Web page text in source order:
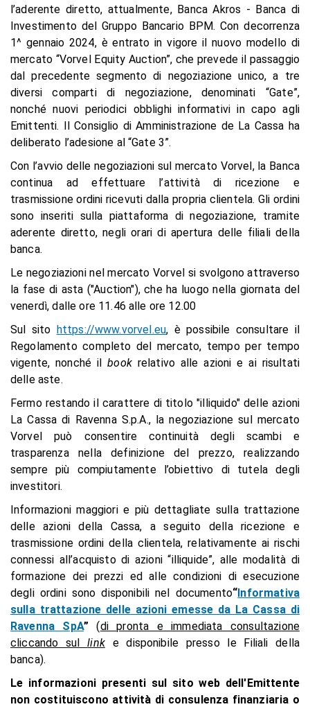
l’aderente diretto, attualmente, Banca Akros - Banca di
Investimento del Gruppo Bancario BPM. Con decorrenza
1^ gennaio 2024, è entrato in vigore il nuovo modello di
mercato “Vorvel Equity Auction”, che prevede il passaggio
dal precedente segmento di negoziazione unico, a tre
diversi comparti di negoziazione, denominati “Gate”,
nonché nuovi periodici obblighi informativi in capo agli
Emittenti. Il Consiglio di Amministrazione de La Cassa ha
deliberato l’adesione al “Gate 3”.
Con l’avvio delle negoziazioni sul mercato Vorvel, la Banca
continua ad effettuare l’attività di ricezione e
trasmissione ordini ricevuti dalla propria clientela. Gli ordini
sono inseriti sulla piattaforma di negoziazione, tramite
aderente diretto, negli orari di apertura delle filiali della
banca.
Le negoziazioni nel mercato Vorvel si svolgono attraverso
la fase di asta ("Auction"), che ha luogo nella giornata del
venerdì, dalle ore 11.46 alle ore 12.00
Sul sito https://www.vorvel.eu, è possibile consultare il
Regolamento completo del mercato, tempo per tempo
vigente, nonché ilbookrelativo alle azioni e ai risultati
delle aste.
Fermo restando il carattere di titolo "illiquido" delle azioni
La Cassa di Ravenna S.p.A., la negoziazione sul mercato
Vorvel può consentire continuità degli scambi e
trasparenza nella definizione del prezzo, realizzando
sempre più compiutamente l’obiettivo di tutela degli
investitori.
Informazioni maggiori e più dettagliate sulla trattazione
delle azioni della Cassa, a seguito della ricezione e
trasmissione ordini della clientela, relativamente ai rischi
connessi all’acquisto di azioni “illiquide”, alle modalità di
formazione dei prezzi ed alle condizioni di esecuzione
degli ordini sono disponibili nel documento“Informativa
sulla trattazione delle azioni emesse da La Cassa di
Ravenna SpA” (di pronta e immediata consultazione
cliccando sullinke disponibile presso le Filiali della
banca).
Le informazioni presenti sul sito web dell'Emittente
non costituiscono attività di consulenza finanziaria o